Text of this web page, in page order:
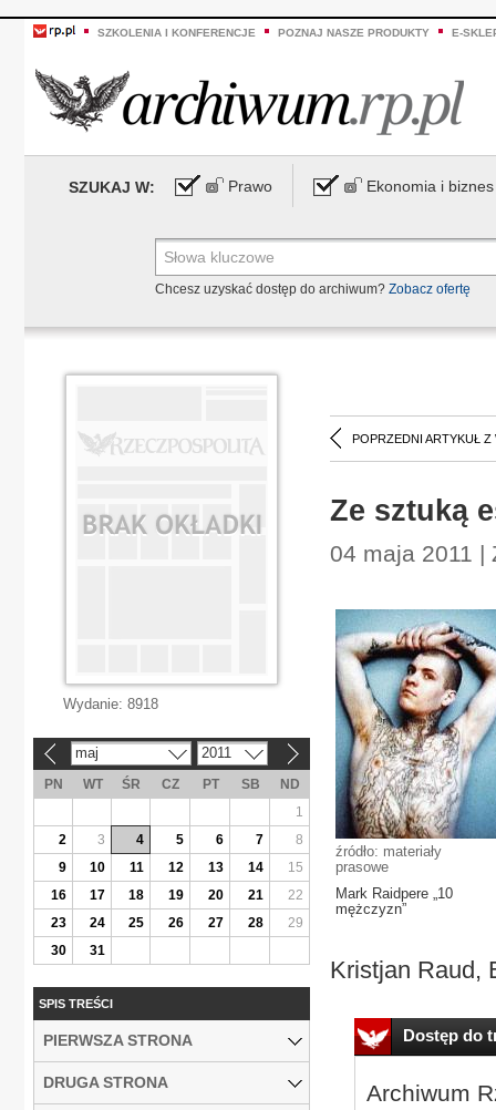
SZKOLENIA I KONFERENCJE POZNAJ NASZE PRODUKTY E-
SZUKAJ W: Prawo Ekonomia i biznes
Chcesz uzyskać dostęp do archiwum? Zobacz ofertę
POPRZEDNI ARTYKUŁ Z
Ze sztuką
04 maja 2011 |
źródło: materiały
prasowe
Mark Raidpere „10
mężczyzn”
Kristjan Raud,
Dostęp do
Archiwum
Wydanie: 8918
maj 2011
PN WT ŚR CZ PT SB
ND
1
2
3 4 5 6 7
8
9
10 11 12 13 14
15
16
17 18 19 20 21
22
23
24 25 26 27 28
29
30
31
SPIS TREŚCI
PIERWSZA STRONA
DRUGA STRONA